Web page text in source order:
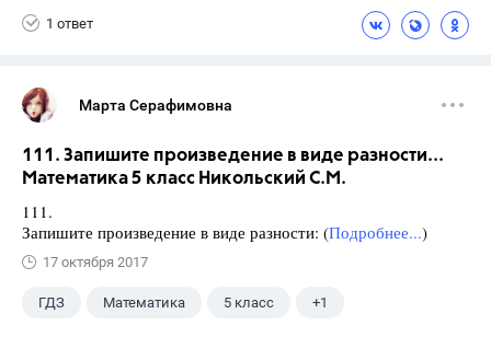
1 ответ
Марта Серафимовна
111. Запишите произведение в виде разности...
Математика 5 класс Никольский С.М.
111.
Запишите произведение в виде разности: (Подробнее...)
17 октября 2017
ГДЗ Математика 5 класс +1